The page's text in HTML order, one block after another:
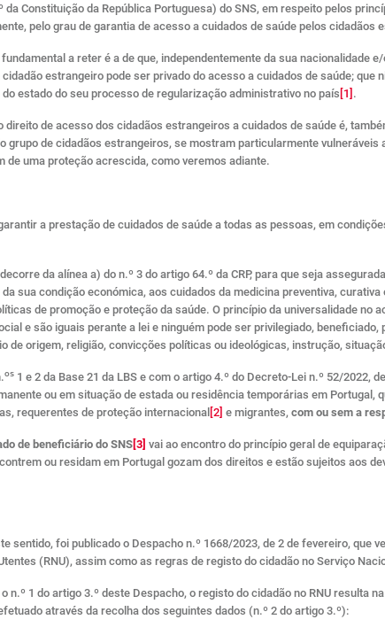
da Constituição da República Portuguesa) do SNS, em respeito pelos
pelo grau de garantia de acesso a cuidados de saúde pelos cidadãos
a reter é a de que, independentemente da sua
estrangeiro pode ser privado do acesso a cuidados de saúde;
estado do seu processo de regularização administrativo no país [1] .
direito de acesso dos cidadãos estrangeiros a cuidados de saúde é,
grupo de cidadãos estrangeiros, se mostram particularmente
de uma proteção acrescida, como veremos adiante.
a prestação de cuidados de saúde a todas as pessoas, em
da alínea a) do n.º 3 do artigo 64.º da CRP, para que seja
sua condição económica, aos cuidados da medicina preventiva,
de promoção e proteção da saúde. O princípio da universalidade
e são iguais perante a lei e ninguém pode ser privilegiado,
de origem, religião, convicções políticas ou ideológicas, instrução,
os 1 e 2 da Base 21 da LBS e com o artigo 4.º do Decreto-Lei n.º 52/
ou em situação de estada ou residência temporárias em Portugal,
requerentes de proteção internacional [2] e migrantes, com ou sem a
de beneficiário do SNS[3] vai ao encontro do princípio geral de
ou residam em Portugal gozam dos direitos e estão sujeitos aos
sentido, foi publicado o Despacho n.º 1668/2023, de 2 de fevereiro,
(RNU), assim como as regras de registo do cidadão no Serviço
n.º 1 do artigo 3.º deste Despacho, o registo do cidadão no RNU resulta
através da recolha dos seguintes dados (n.º 2 do artigo 3.º):